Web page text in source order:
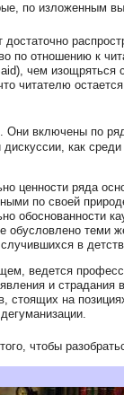
по изложенным
по отношению к
чем изощряться
читателю
Они включены по
как
ценности ряда
по своей
теми
в
ведется
и
на
чтобы